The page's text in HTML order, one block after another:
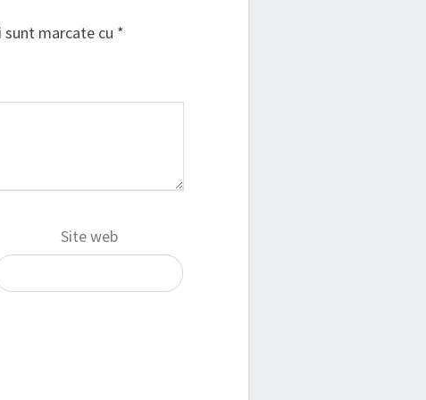
marcate cu *
Site web